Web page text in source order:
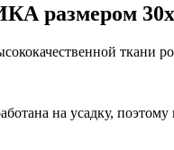
размером
ткани
на усадку,